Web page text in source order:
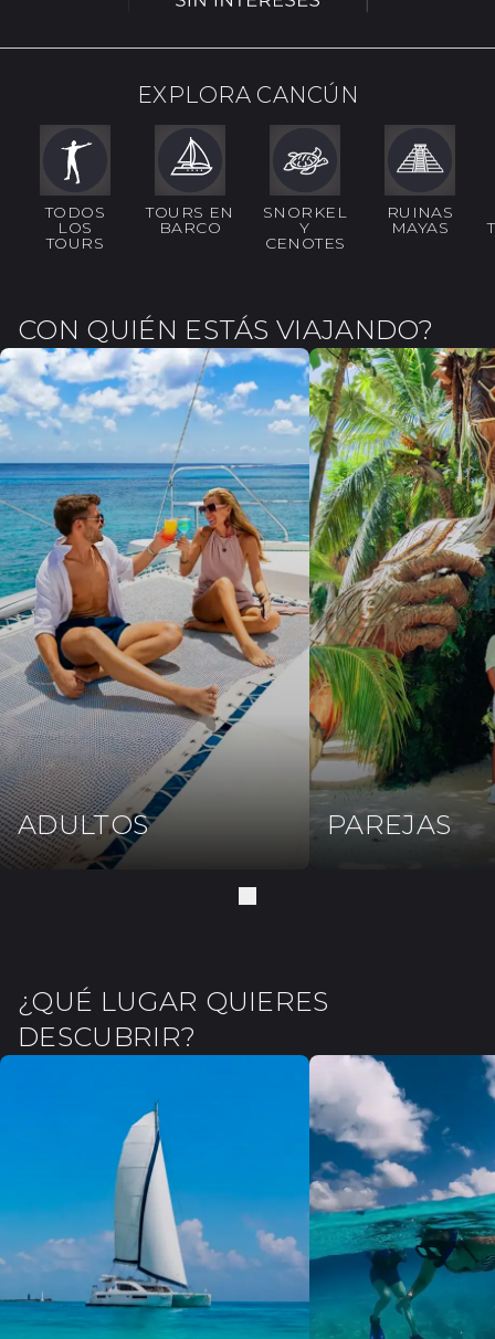
EXPLORA CANCÚN
TODOS
LOS
TOURS
TOURS EN
BARCO
SNORKEL
Y
CENOTES
RUINAS
MAYAS
CON QUIÉN ESTÁS VIAJANDO?
ADULTOS PAREJAS
¿QUÉ LUGAR QUIERES
DESCUBRIR?